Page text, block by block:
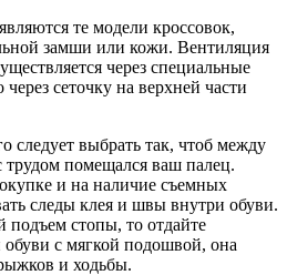
те модели кроссовок,
замши или кожи. Вентиляция
через специальные
сеточку на верхней части
следует выбрать так, чтоб между
трудом помещался ваш палец.
и на наличие съемных
следы клея и швы внутри обуви.
подъем стопы, то отдайте
с мягкой подошвой, она
и ходьбы.